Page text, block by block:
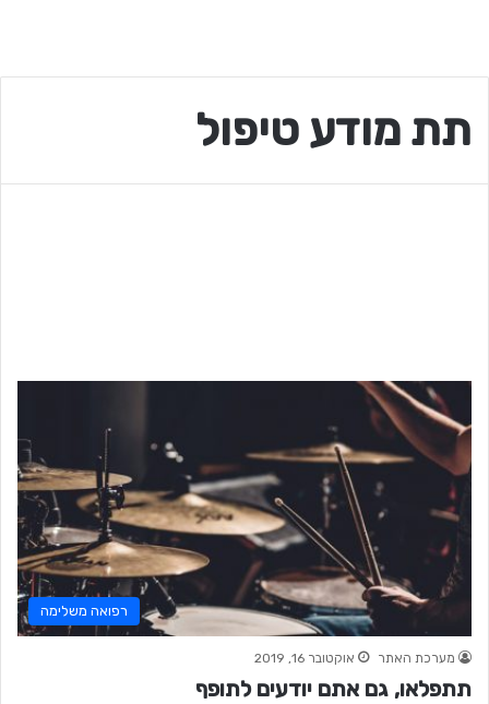
תת מודע טיפול
רפואה משלימה
מערכת האתר אוקטובר 16, 2019
תתפלאו, גם אתם יודעים לתופף